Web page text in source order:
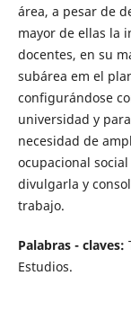
área, a pesar de
mayor de ellas la
docentes, en su
subárea em el
configurándose
universidad y
necesidad de
ocupacional
divulgarla y
trabajo.
Palabras - claves:
Estudios.